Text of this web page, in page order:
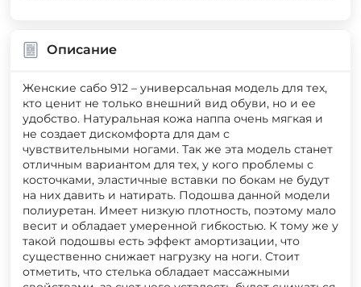
Описание
Женские сабо 912 – универсальная модель для тех,
кто ценит не только внешний вид обуви, но и ее
удобство. Натуральная кожа наппа очень мягкая и
не создает дискомфорта для дам с
чувствительными ногами. Так же эта модель станет
отличным вариантом для тех, у кого проблемы с
косточками, эластичные вставки по бокам не будут
на них давить и натирать. Подошва данной модели
полиуретан. Имеет низкую плотность, поэтому мало
весит и обладает умеренной гибкостью. К тому же у
такой подошвы есть эффект амортизации, что
существенно снижает нагрузку на ноги. Стоит
отметить, что стелька обладает массажными